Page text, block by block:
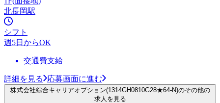
北長岡駅
シフト
週5日からOK
交通費支給
詳細を見る 応募画面に進む
株式会社綜合キャリアオプション(1314GH0810G28★64-N)のその他の
求人を見る